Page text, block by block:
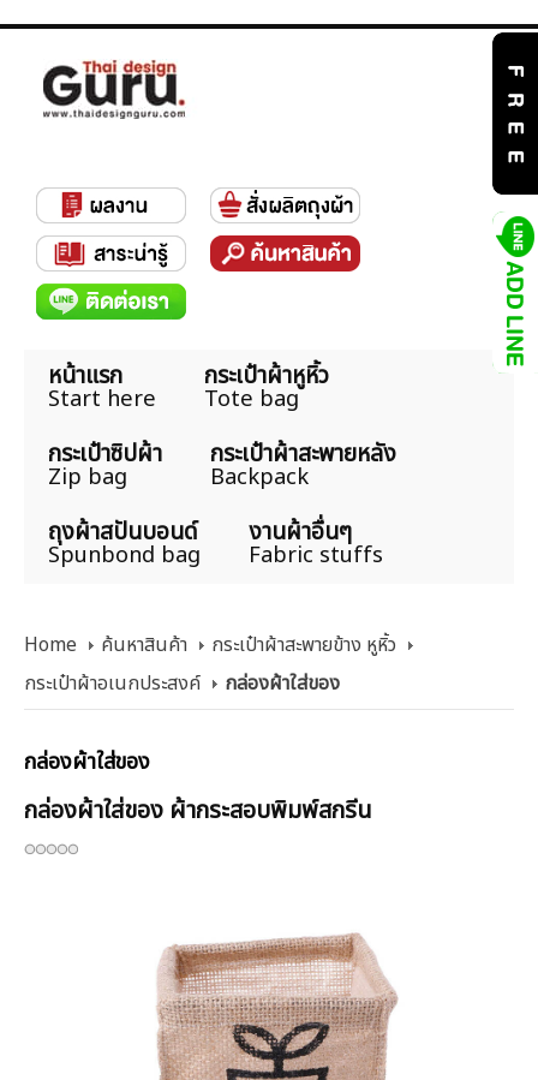
หน้าแรก
Start here
กระเป๋าผ้าหูหิ้ว
Tote bag
กระเป๋าซิปผ้า
Zip bag
กระเป๋าผ้าสะพายหลัง
Backpack
ถุงผ้าสปันบอนด์
Spunbond bag
งานผ้าอื่นๆ
Fabric stuffs
Home ค้นหาสินค้า
กระเป๋าผ้าสะพายข้าง หูหิ้ว
กระเป๋าผ้าอเนกประสงค์
กล่องผ้าใส่ของ
กล่องผ้าใส่ของ
กล่องผ้าใส่ของ ผ้ากระสอบพิมพ์สกรีน